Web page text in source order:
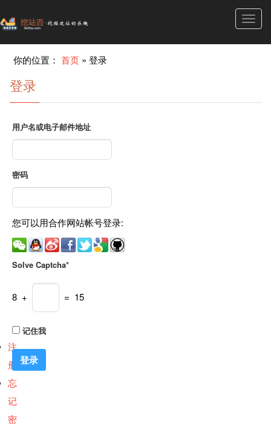
你的位置：首页 »登录
登录
用户名或电子邮件地址
密码
您可以用合作网站帐号登录:
Solve Captcha*
8 + = 15
记住我
注
册
忘
记
密